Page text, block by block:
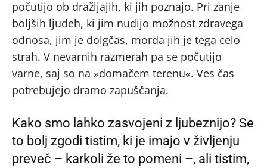
počutijo ob dražljajih, ki jih poznajo. Pri zanje
boljših ljudeh, ki jim nudijo možnost zdravega
odnosa, jim je dolgčas, morda jih je tega celo
strah. V nevarnih razmerah pa se počutijo
varne, saj so na »domačem terenu«. Ves čas
potrebujejo dramo zapuščanja.
Kako smo lahko zasvojeni z ljubeznijo? Se
to bolj zgodi tistim, ki je imajo v življenju
preveč – karkoli že to pomeni –, ali tistim,